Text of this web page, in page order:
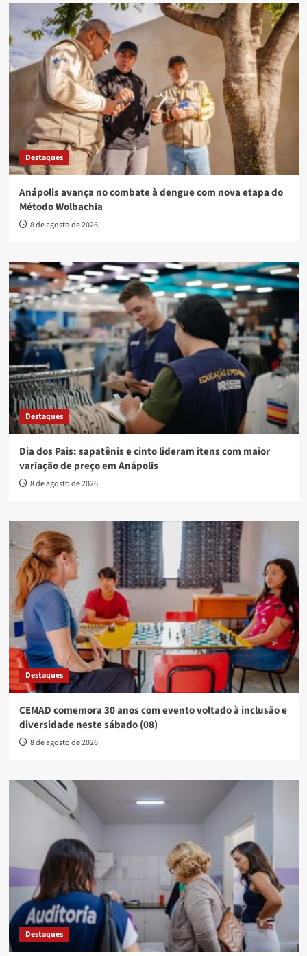
Destaques
Anápolis avança no combate à dengue com nova etapa do
Método Wolbachia
8 de agosto de 2026
Destaques
Dia dos Pais: sapatênis e cinto lideram itens com maior
variação de preço em Anápolis
8 de agosto de 2026
Destaques
CEMAD comemora 30 anos com evento voltado à inclusão e
diversidade neste sábado (08)
8 de agosto de 2026
Destaques